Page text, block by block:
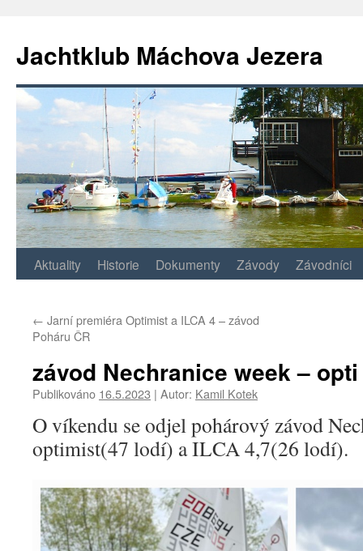
Jachtklub Máchova Jezera
Přejít
obsahu
Aktuality Historie Dokumenty Závody Závodníci
← Jarní premiéra Optimist a ILCA 4 – závod
Poháru ČR
závod Nechranice week –
Publikováno 16.5.2023 | Autor: Kamil Kotek
O víkendu se odjel pohárový závod
optimist(47 lodí) a ILCA 4,7(26 lodí).